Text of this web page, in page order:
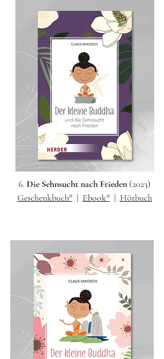
6. Die Sehnsucht nach Frieden (2023)
Geschenkbuch*| Ebook*| Hörbuch